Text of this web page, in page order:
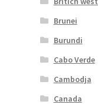
Brunei
Burundi
Cabo Verde
Cambodja
Canada